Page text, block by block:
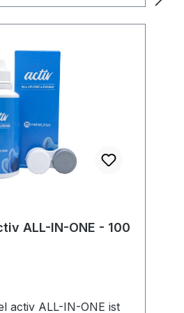
wir großen Wert
sind wir verpflichtet,
den
Wirtschaftsakteur
Dieser ist für die
Vorschriften zu
verantwortlich.
Via Ravano 03037
electronic address:
ALL-IN-ONE - 100
activ ALL-IN-ONE ist